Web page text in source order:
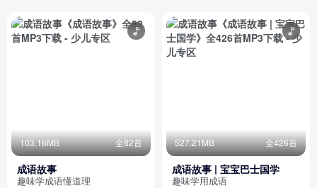
103.16MB 全82首
成语故事
趣味学成语懂道理
527.21MB 全426首
成语故事 | 宝宝巴士国学
趣味学用成语